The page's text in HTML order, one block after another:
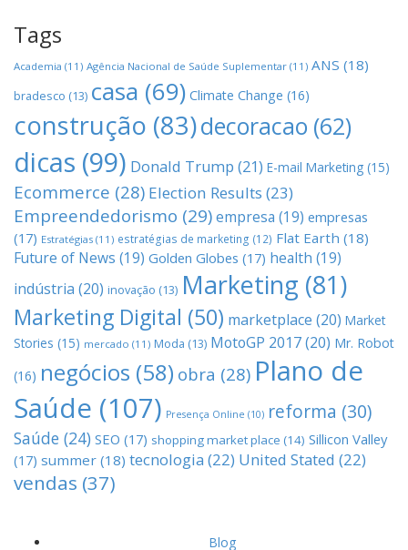
Tags
Academia (11) Agência Nacional de Saúde Suplementar (11) ANS (18)
bradesco (13) casa (69) Climate Change (16)
construção (83)decoracao (62)
dicas (99) Donald Trump (21) E-mail Marketing (15)
Ecommerce (28) Election Results (23)
Empreendedorismo (29)empresa (19) empresas
(17) Estratégias (11) estratégias de marketing (12) Flat Earth (18)
Future of News (19) Golden Globes (17) health (19)
indústria (20) inovação (13) Marketing (81)
Marketing Digital (50) marketplace (20) Market
Stories (15) mercado (11) Moda (13) MotoGP 2017(20) Mr. Robot
(16) negócios (58) obra (28) Plano de
Saúde (107) Presença Online (10) reforma (30)
Saúde (24) SEO (17) shopping market place (14) Sillicon Valley
(17) summer (18) tecnologia (22) United Stated (22)
vendas (37)
Blog